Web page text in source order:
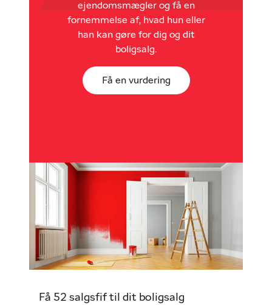
ejendomsmægler og få en
fornemmelse af, hvad hun eller
han kan gøre for dig og dit
boligsalg.
Få en vurdering
Få 52 salgsfif til dit boligsalg